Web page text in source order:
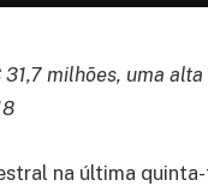
milhões, uma
na última